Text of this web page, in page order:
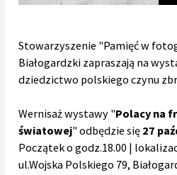
Stowarzyszenie "Pamięć w
Białogardzki zapraszają na
dziedzictwo polskiego czynu
Wernisaż wystawy "Polacy na
światowej" odbędzie się 27
Początek o godz.18.00 |
ul.Wojska Polskiego 79,